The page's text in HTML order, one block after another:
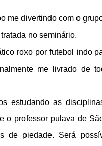
me divertindo com o
no seminário.
roxo por futebol indo
me livrado de
estudando as
o professor pulava de
​​de piedade. Será